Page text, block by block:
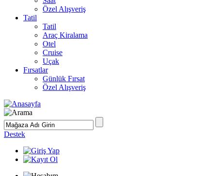
Özel Alışveriş
Tatil
Tatil
Araç Kiralama
Otel
Cruise
Uçak
Fırsatlar
Günlük Fırsat
Özel Alışveriş
Destek